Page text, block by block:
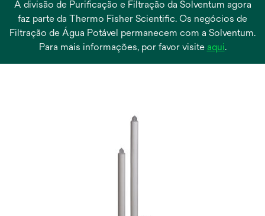
A divisão de Purificação e Filtração da Solventum agora
faz parte da Thermo Fisher Scientific. Os negócios de
Filtração de Água Potável permanecem com a Solventum.
Para mais informações, por favor visite aquiabre
.